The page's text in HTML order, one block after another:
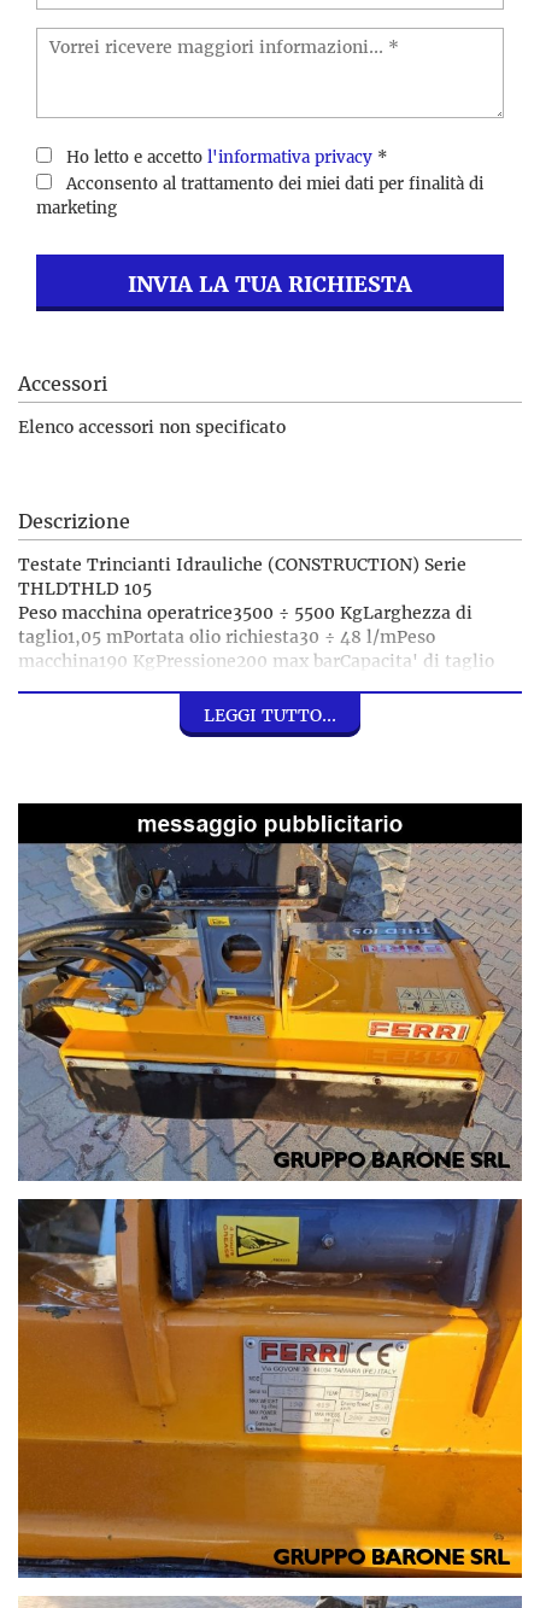
Ho letto e accetto l'informativa privacy *
Acconsento al trattamento dei miei dati per finalità di
marketing
INVIA LA TUA RICHIESTA
Accessori
Elenco accessori non specificato
Descrizione
Testate Trincianti Idrauliche (CONSTRUCTION) Serie
THLDTHLD 105
Peso macchina operatrice3500 ÷ 5500 KgLarghezza di
taglio1,05 mPortata olio richiesta30 ÷ 48 l/mPeso
macchina190 KgPressione200 max barCapacita' di taglio
CATERPILLAR, VOLVO, MERLO, CASE, JCB, MANITOU,
KUBOTA, NEW HOLLAND, KOMATSU, BOBCAT, IHIMER,
HITACHI, YANMAR, KOBELCO, DOOSAN, LIEBHERR,
HYUNDAI, WACKER NEUSON, HIDROMEK, MESSERSI,
BENATI, POCLAINE, KRAMER, CAMS,
GRUPPO BARONE SRL
I nostri contatti:
Noleggio, amministrazione e assistenza:
Linea1. 0803258290
Responsabili Vendite
Rag.Nunzio Tedesco 3357483604
Michele Tedesco 3357483603
LEGGI TUTTO...